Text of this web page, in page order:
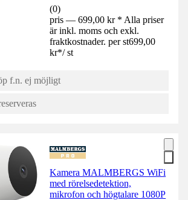
(0)
pris — 699,00 kr * Alla priser
är inkl. moms och exkl.
fraktkostnader. per st699,00
kr*/ st
f.n. ej möjligt
Kamera MALMBERGS WiFi
med rörelsedetektion,
mikrofon och högtalare 1080P